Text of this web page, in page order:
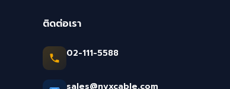
ติดต่อเรา
02-111-5588
sales@nyxcable.com